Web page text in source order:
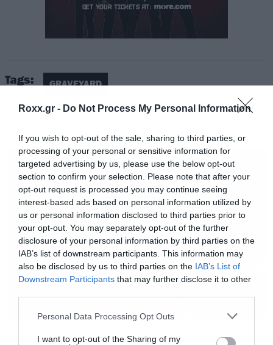
Roxx.gr - Do Not Process My Personal Information
If you wish to opt-out of the sale, sharing to third parties, or
processing of your personal or sensitive information for
targeted advertising by us, please use the below opt-out
section to confirm your selection. Please note that after your
opt-out request is processed you may continue seeing
interest-based ads based on personal information utilized by
us or personal information disclosed to third parties prior to
your opt-out. You may separately opt-out of the further
disclosure of your personal information by third parties on the
IAB’s list of downstream participants. This information may
also be disclosed by us to third parties on the IAB’s List of
Downstream Participants that may further disclose it to other
Please note that this website/app uses one or more Google
not limited to your visit or usage behaviour. You may click to
Personal Data Processing Opt Outs
I want to opt-out of the Sharing of my
κλασικού –προβλήματα μέσα στη
μπάντα- από σήμερα οι Graveyard
αποτελούν οριστικά παρελθόν.
Αυτή ήταν μία δύσκολη, τελική,
απόφαση που πήραμε, μετά από μία
περίοδο στην οποία παλέψαμε με
προσωπικά θέματα και προβλήματα.
Η κατάσταση βγήκε εκτός ελέγχου και
η ενέργεια μας είναι σε πολύ χαμηλά
επίπεδα.
Ως αποτέλεσμα όλες οι
προγραμματισμένες μας συναυλίες
ακυρώνονται.
Tags: GRAVEYARD
MUSIC